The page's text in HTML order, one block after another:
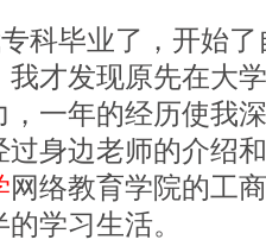
科毕业了，开始
我才发现原先在大
，一年的经历使我
过身边老师的介绍
网络教育学院的工
学习生活。